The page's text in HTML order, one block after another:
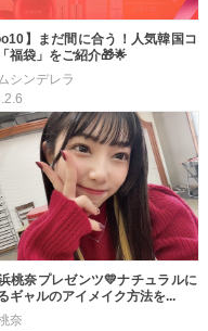
】まだ間に合う！人気韓国コ
福袋」をご紹介🎁🌟
シンデレラ
浜桃奈プレゼンツ💛ナチュラルに
ギャルのアイメイク方法を...
奈